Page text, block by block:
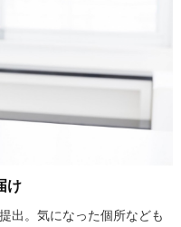
け
出。気になった個所なども